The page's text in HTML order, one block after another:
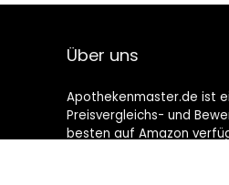
Über uns
Apothekenmaster.de ist
Preisvergleichs- und
besten auf Amazon